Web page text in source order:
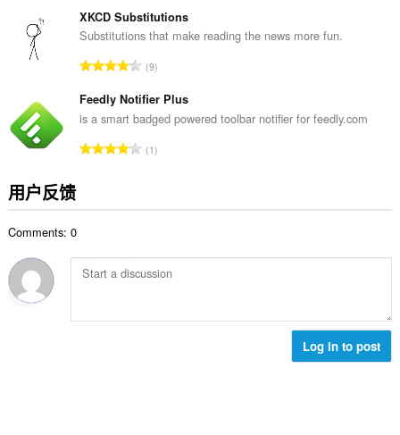
分
次
：
XKCD Substitutions
Substitutions that make reading the news more fun.
总
分
次
：
9
Feedly Notifier Plus
is a smart badged powered toolbar notifier for feedly.com
总
1
用户反馈
Comments: 0
Log in to post